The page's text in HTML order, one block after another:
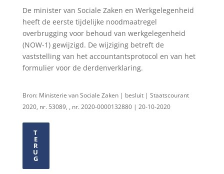
De minister van Sociale Zaken en Werkgelegenheid
heeft de eerste tijdelijke noodmaatregel
overbrugging voor behoud van werkgelegenheid
(NOW-1) gewijzigd. De wijziging betreft de
vaststelling van het accountantsprotocol en van het
formulier voor de derdenverklaring.
Bron: Ministerie van Sociale Zaken | besluit | Staatscourant
2020, nr. 53089, , nr. 2020-0000132880 | 20-10-2020
T
E
R
U
G